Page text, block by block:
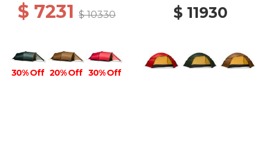
$ 7231 $ 10330
30% Off 20% Off 30% Off
$ 11930